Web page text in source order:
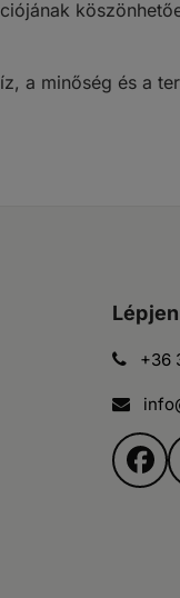
a minőség és a
+36